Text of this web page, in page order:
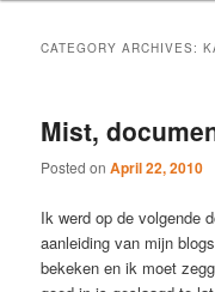
CATEGORY ARCHIVES:
Mist,
Posted onApril 22, 2010
Ik werd op de volgende
aanleiding van mijn
bekeken en ik moet